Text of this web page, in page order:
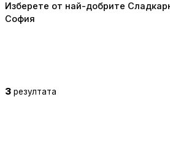
Изберете от най-добрите
София
3 резултата